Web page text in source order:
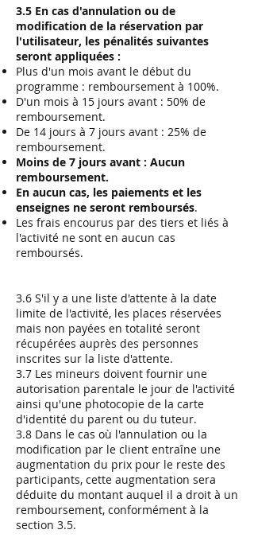
3.5 En cas d'annulation ou de
modification de la réservation par
l'utilisateur, les pénalités suivantes
seront appliquées :
Plus d'un mois avant le début du
programme : remboursement à 100%.
D'un mois à 15 jours avant : 50% de
remboursement.
De 14 jours à 7 jours avant : 25% de
remboursement.
Moins de 7 jours avant : Aucun
remboursement.
En aucun cas, les paiements et les
enseignes ne seront remboursés.
Les frais encourus par des tiers et liés à
l'activité ne sont en aucun cas
remboursés.
3.6 S'il y a une liste d'attente à la date
limite de l'activité, les places réservées
mais non payées en totalité seront
récupérées auprès des personnes
inscrites sur la liste d'attente.
3.7 Les mineurs doivent fournir une
autorisation parentale le jour de l'activité
ainsi qu'une photocopie de la carte
d'identité du parent ou du tuteur.
3.8 Dans le cas où l'annulation ou la
modification par le client entraîne une
augmentation du prix pour le reste des
participants, cette augmentation sera
déduite du montant auquel il a droit à un
remboursement, conformément à la
section 3.5.